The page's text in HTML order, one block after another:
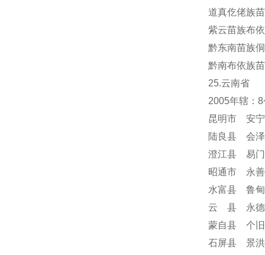
道真仡佬族
紫云苗族布
黔东南苗族
黔南布依族
25.云南省
2005年辖：
昆明市 安
陆良县 会
澄江县 易
昭通市 永
水富县 鲁
云 县 永德
蒙自县 个
石屏县 景